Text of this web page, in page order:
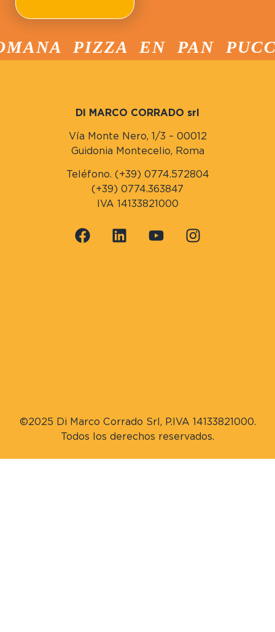
PIZZA EN PAN
DI MARCO CORRADO srl
Vía Monte Nero, 1/3 – 00012
Guidonia Montecelio, Roma
Teléfono. (+39) 0774.572804
(+39) 0774.363847
IVA 14133821000
©2025 Di Marco Corrado Srl, P.IVA 14133821000.
Todos los derechos reservados.